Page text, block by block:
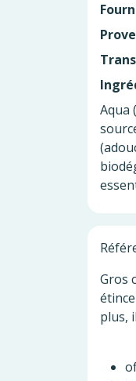
Aqua
Gros
plus,